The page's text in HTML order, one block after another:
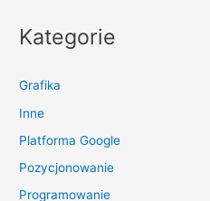
Kategorie
Grafika
Inne
Platforma Google
Pozycjonowanie
Programowanie